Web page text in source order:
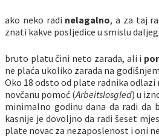
ako neko radi nelagalno, a za taj
znati kakve posljedice u smislu
bruto platu čini neto zarada, ali i
ne plaća ukoliko zarada na
Oko 18 odsto od plate radnika odlazi
novčanu pomoć (Arbeitslosgled) u
minimalno godinu dana da radi da
kasnije je dovoljno da radi šeset
plate novac za nezaposlenost i oni